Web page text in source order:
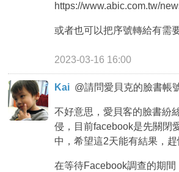
https://www.abic.com.tw/
或者也可以把序號轉給有需
2023-03-16 16:00
Kai @請問愛貝克的臉書帳
不好意思，愛貝客的臉書紛
侵，目前facebook是先關閉
中，希望這2天能有結果，趕
在等待Facebook調查的期